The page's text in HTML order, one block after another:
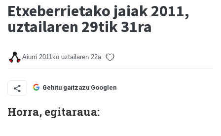
Etxeberrietako jaiak 2011,
uztailaren 29tik 31ra
Aiurri 2011ko uztailaren 22a
Gehitu gaitzazu Googlen
Horra, egitaraua: